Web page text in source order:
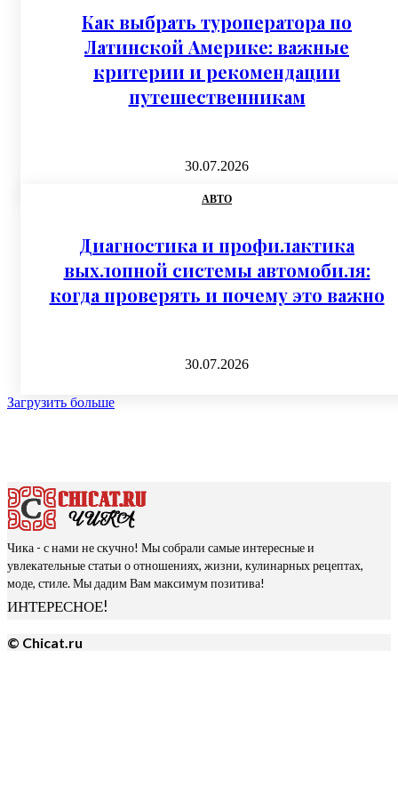
Как выбрать туроператора по
Латинской Америке: важные
критерии и рекомендации
путешественникам
30.07.2026
АВТО
Диагностика и профилактика
выхлопной системы автомобиля:
когда проверять и почему это важно
30.07.2026
Загрузить больше
Чика - с нами не скучно! Мы собрали самые интересные и
увлекательные статьи о отношениях, жизни, кулинарных рецептах,
моде, стиле. Мы дадим Вам максимум позитива!
ИНТЕРЕСНОЕ!
© Chicat.ru